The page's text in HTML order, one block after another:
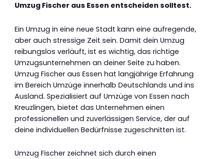
Umzug Fischer aus Essen entscheiden solltest.
Ein Umzug in eine neue Stadt kann eine aufregende,
aber auch stressige Zeit sein. Damit dein Umzug
reibungslos verläuft, ist es wichtig, das richtige
Umzugsunternehmen an deiner Seite zu haben.
Umzug Fischer aus Essen hat langjährige Erfahrung
im Bereich Umzüge innerhalb Deutschlands und ins
Ausland. Spezialisiert auf Umzüge von Essen nach
Kreuzlingen, bietet das Unternehmen einen
professionellen und zuverlässigen Service, der auf
deine individuellen Bedürfnisse zugeschnitten ist.
Umzug Fischer zeichnet sich durch einen